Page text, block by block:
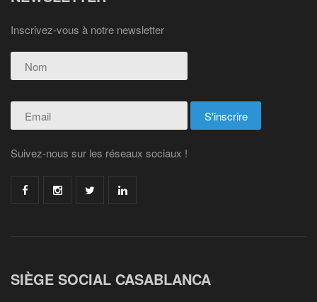
Inscrivez-vous à notre newsletter
Suivez-nous sur les réseaux sociaux !
SIÈGE SOCIAL CASABLANCA